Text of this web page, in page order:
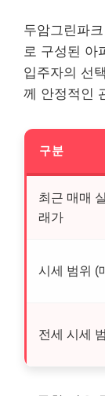
두암그린파
로 구성된 아
입주자의 선
께 안정적인
구분
최근 매매
래가
시세 범위 (
전세 시세